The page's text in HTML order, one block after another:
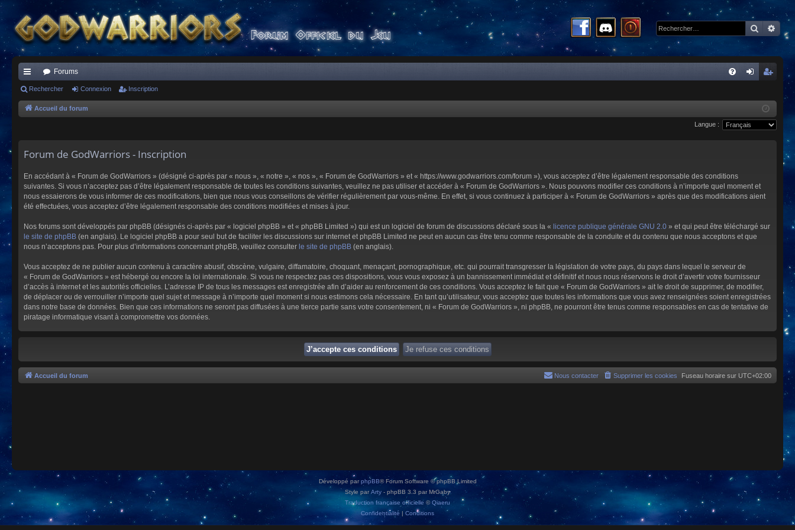
ac
co
s
Forums
xi
cri
pti
Rechercher Connexion Inscription
Accueil du forum
Langue :
Forum de GodWarriors - Inscription
En accédant à « Forum de GodWarriors » (désigné ci-après par « nous », « notre », « nos », « Forum de GodWarriors » et « https://www.godwarriors.com/forum »), vous acceptez d’être légalement responsable des conditions
suivantes. Si vous n’acceptez pas d’être légalement responsable de toutes les conditions suivantes, veuillez ne pas utiliser et accéder à « Forum de GodWarriors ». Nous pouvons modifier ces conditions à n’importe quel moment et
nous essaierons de vous informer de ces modifications, bien que nous vous conseillons de vérifier régulièrement par vous-même. En effet, si vous continuez à participer à « Forum de GodWarriors » après que des modifications aient
été effectuées, vous acceptez d’être légalement responsable des conditions modifiées et mises à jour.
Nos forums sont développés par phpBB (désignés ci-après par « logiciel phpBB » et « phpBB Limited ») qui est un logiciel de forum de discussions déclaré sous la « licence publique générale GNU 2.0 » et qui peut être téléchargé sur
le site de phpBB (en anglais). Le logiciel phpBB a pour seul but de faciliter les discussions sur internet et phpBB Limited ne peut en aucun cas être tenu comme responsable de la conduite et du contenu que nous acceptons et que
nous n’acceptons pas. Pour plus d’informations concernant phpBB, veuillez consulter le site de phpBB (en anglais).
Vous acceptez de ne publier aucun contenu à caractère abusif, obscène, vulgaire, diffamatoire, choquant, menaçant, pornographique, etc. qui pourrait transgresser la législation de votre pays, du pays dans lequel le serveur de
« Forum de GodWarriors » est hébergé ou encore la loi internationale. Si vous ne respectez pas ces dispositions, vous vous exposez à un bannissement immédiat et définitif et nous nous réservons le droit d’avertir votre fournisseur
d’accès à internet et les autorités officielles. L’adresse IP de tous les messages est enregistrée afin d’aider au renforcement de ces conditions. Vous acceptez le fait que « Forum de GodWarriors » ait le droit de supprimer, de modifier,
de déplacer ou de verrouiller n’importe quel sujet et message à n’importe quel moment si nous estimons cela nécessaire. En tant qu’utilisateur, vous acceptez que toutes les informations que vous avez renseignées soient enregistrées
dans notre base de données. Bien que ces informations ne seront pas diffusées à une tierce partie sans votre consentement, ni « Forum de GodWarriors », ni phpBB, ne pourront être tenus comme responsables en cas de tentative de
piratage informatique visant à compromettre vos données.
Accueil du forum Fuseau horaire sur UTC+02:00
Supprimer les cookies
Nous contacter
Développé parphpBB® Forum Software © phpBB Limited
Style par Arty - phpBB 3.3 par MrGaby
Traduction française officielle ©Qiaeru
Confidentialité | Conditions